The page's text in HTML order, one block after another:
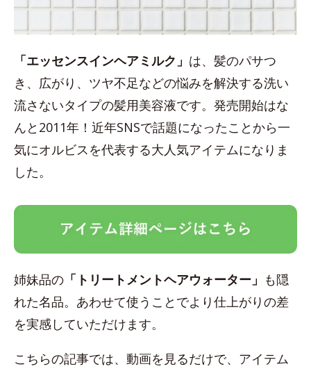
「エッセンスインヘアミルク」 は、髪のパサつ
き、広がり、ツヤ不足などの悩みを解決する洗い
流さないタイプの髪用美容液です。発売開始はな
んと2011年！近年SNSで話題になったことから一
気にオルビスを代表する大人気アイテムになりま
した。
姉妹品の 「トリートメントヘアウォーター」 も隠
れた名品。あわせて使うことでより仕上がりの差
を実感していただけます。
こちらの記事では、動画を見るだけで、アイテム